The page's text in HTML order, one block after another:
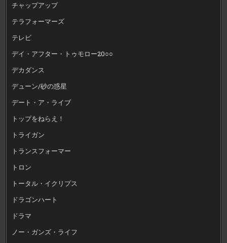
チャップアップ
テラフォーマーズ
テレビ
デイ・アフター・トゥモロー20○○
デカダンス
デューン/砂の惑星
デート・ア・ライブ
トップをねらえ！
トライガン
トランスフォーマー
トロン
トータル・イクリプス
ドラゴンハート
ドラマ
ノー・ガンズ・ライフ